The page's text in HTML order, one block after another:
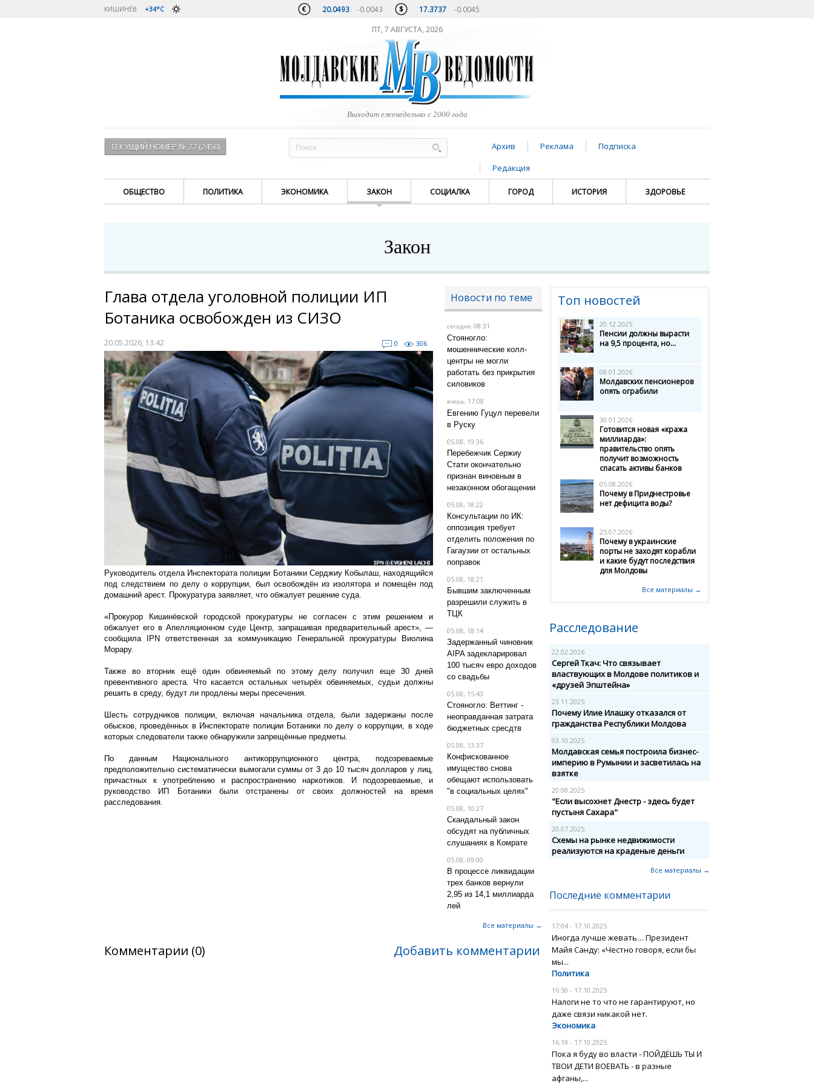
КИШИНЁВ +34°C 20.0493 -0.0043 17.3737 -0.0045
ПТ, 7 АВГУСТА, 2026
Выходит еженедельно с 2000 года
ТЕКУЩИЙ НОМЕР № 27 (2450) Архив Реклама
Подписка
Редакция
ОБЩЕСТВО ПОЛИТИКА ЭКОНОМИКА ЗАКОН СОЦИАЛКА ГОРОД ИСТОРИЯ ЗДОРОВЬЕ
Закон
Глава отдела уголовной полиции ИП
Ботаника освобожден из СИЗО
20.05.2026, 13:42 0 306
Руководитель отдела Инспектората полиции Ботаники Серджиу Кобылаш, находящийся
под следствием по делу о коррупции, был освобождён из изолятора и помещён под
домашний арест. Прокуратура заявляет, что обжалует решение суда.
«Прокурор Кишинёвской городской прокуратуры не согласен с этим решением и
обжалует его в Апелляционном суде Центр, запрашивая предварительный арест», —
сообщила IPN ответственная за коммуникацию Генеральной прокуратуры Виолина
Морару.
Также во вторник ещё один обвиняемый по этому делу получил еще 30 дней
превентивного ареста. Что касается остальных четырёх обвиняемых, судьи должны
решить в среду, будут ли продлены меры пресечения.
Шесть сотрудников полиции, включая начальника отдела, были задержаны после
обысков, проведённых в Инспекторате полиции Ботаники по делу о коррупции, в ходе
которых следователи также обнаружили запрещённые предметы.
По данным Национального антикоррупционного центра, подозреваемые
предположительно систематически вымогали суммы от 3 до 10 тысяч долларов у лиц,
причастных к употреблению и распространению наркотиков. И подозреваемые, и
руководство ИП Ботаники были отстранены от своих должностей на время
расследования.
Новости по теме
сегодня, 08:31
Стояногло:
мошеннические колл-
центры не могли
работать без прикрытия
силовиков
вчера, 17:08
Евгению Гуцул перевели
в Руску
05.08, 19:36
Перебежчик Сержиу
Стати окончательно
признан виновным в
незаконном обогащении
05.08, 18:22
Консультации по ИК:
оппозиция требует
отделить положения по
Гагаузии от остальных
поправок
05.08, 18:21
Бывшим заключенным
разрешили служить в
ТЦК
05.08, 18:14
Задержанный чиновник
AIPA задекларировал
100 тысяч евро доходов
со свадьбы
05.08, 15:43
Стояногло: Веттинг -
неоправданная затрата
бюджетных сресдтв
05.08, 13:37
Конфискованное
имущество снова
обещают использовать
"в социальных целях"
05.08, 10:27
Скандальный закон
обсудят на публичных
слушаниях в Комрате
05.08, 09:00
В процессе ликвидации
трех банков вернули
2,95 из 14,1 миллиарда
лей
Все материалы →
Комментарии (0) Добавить комментарии
Топ новостей
20.12.2025
Пенсии должны вырасти
на 9,5 процента, но...
08.01.2026
Молдавских пенсионеров
опять ограбили
30.01.2026
Готовится новая «кража
миллиарда»:
правительство опять
получит возможность
спасать активы банков
05.08.2026
Почему в Приднестровье
нет дефицита воды?
25.07.2026
Почему в украинские
порты не заходят корабли
и какие будут последствия
для Молдовы
Все материалы →
Расследование
22.02.2026
Сергей Ткач: Что связывает
властвующих в Молдове политиков и
«друзей Эпштейна»
23.11.2025
Почему Илие Илашку отказался от
гражданства Республики Молдова
03.10.2025
Молдавская семья построила бизнес-
империю в Румынии и засветилась на
взятке
20.08.2025
"Если высохнет Днестр - здесь будет
пустыня Сахара"
20.07.2025
Схемы на рынке недвижимости
реализуются на краденые деньги
Все материалы →
Последние комментарии
17:04 - 17.10.2025
Иногда лучше жевать… Президент
Майя Санду: «Честно говоря, если бы
мы...
Политика
16:50 - 17.10.2025
Налоги не то что не гарантируют, но
даже связи никакой нет.
Экономика
16:19 - 17.10.2025
Пока я буду во власти - ПОЙДЁШЬ ТЫ И
ТВОИ ДЕТИ ВОЕВАТЬ - в разные
афганы,...